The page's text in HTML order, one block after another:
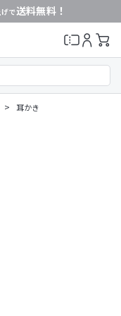
で送料無料！
> 耳かき